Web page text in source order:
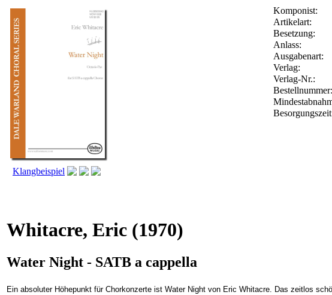
Klangbeispiel
Komponist:
Artikelart:
Besetzung:
Anlass:
Ausgabenart:
Verlag:
Verlag-Nr.:
Bestellnummer:
Whitacre, Eric (1970)
Water Night - SATB a cappella
Ein absoluter Höhepunkt für Chorkonzerte ist Water Night von Eric Whitacre. Das zeitlos